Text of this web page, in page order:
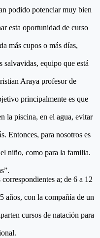
podido potenciar muy bien
esta oportunidad de curso
más cupos o más días,
salvavidas, equipo que está
Araya profesor de
principalmente es que
la piscina, en el agua, evitar
Entonces, para nosotros es
niño, como para la familia.
a; de 6 a 12
años, con la compañía de un
cursos de natación para